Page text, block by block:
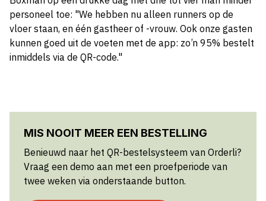
personeel toe: "We hebben nu alleen runners op de
vloer staan, en één gastheer of -vrouw. Ook onze gasten
kunnen goed uit de voeten met de app: zo’n 95% bestelt
inmiddels via de QR-code."
MIS NOOIT MEER EEN BESTELLING
Benieuwd naar het QR-bestelsysteem van Orderli?
Vraag een demo aan met een proefperiode van
twee weken via onderstaande button.